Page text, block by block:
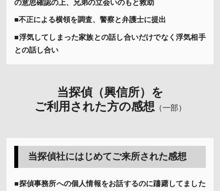
の意思確認の上、兄弟の立会いのもと救助
■不正による横領を調査、警察と弁護士に提出
■浮気してしまった家族との話し合いだけでなく浮気相手
との話し合い
当探偵（興信所）を
ご利用された方の感想 （一部）
当探偵社にはじめてご来所された感想
■探偵事務所への個人情報をお話するのに躊躇してました